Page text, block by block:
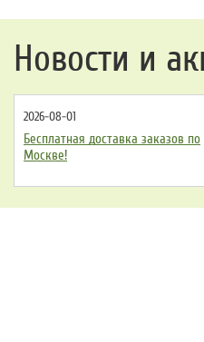
Новости и
2026-08-01
Бесплатная доставка заказов по
Москве!